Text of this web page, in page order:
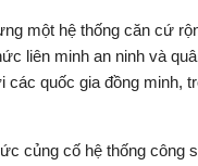
một hệ thống căn cứ
liên minh an ninh và
quốc gia đồng minh,
củng cố hệ thống công